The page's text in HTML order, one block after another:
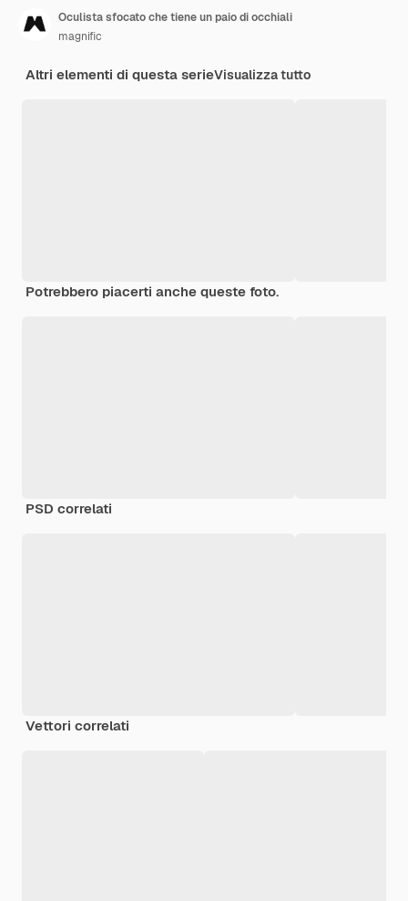
Oculista sfocato che tiene un paio di occhiali
magnific
Altri elementi di questa serieVisualizza tutto
Potrebbero piacerti anche queste foto.
PSD correlati
Vettori correlati